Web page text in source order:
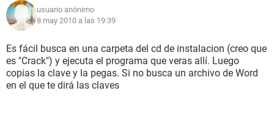
usuario anónimo
8 may 2010 a las 19:39
Es fácil busca en una carpeta del cd de instalacion (creo que
es "Crack") y ejecuta el programa que veras allí. Luego
copias la clave y la pegas. Si no busca un archivo de Word
en el que te dirá las claves